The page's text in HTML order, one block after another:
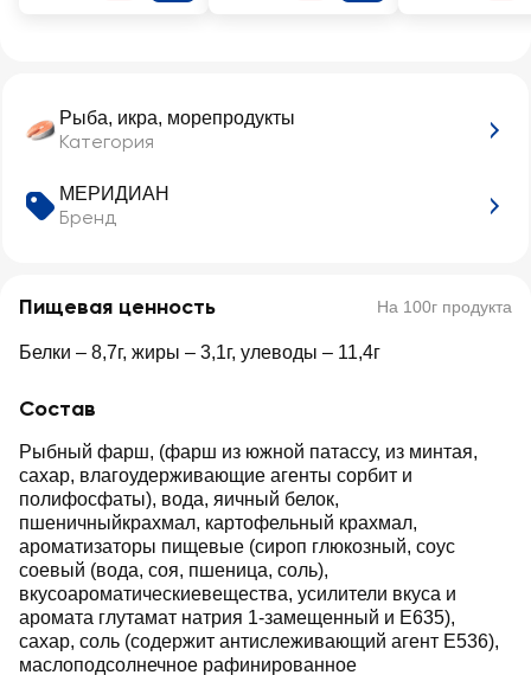
Рыба, икра, морепродукты
Категория
МЕРИДИАН
Бренд
Пищевая ценность На 100г продукта
Белки – 8,7г, жиры – 3,1г, улеводы – 11,4г
Состав
Рыбный фарш, (фарш из южной патассу, из минтая,
сахар, влагоудерживающие агенты сорбит и
полифосфаты), вода, яичный белок,
пшеничныйкрахмал, картофельный крахмал,
ароматизаторы пищевые (сироп глюкозный, соус
соевый (вода, соя, пшеница, соль),
вкусоароматическиевещества, усилители вкуса и
аромата глутамат натрия 1-замещенный и Е635),
сахар, соль (содержит антислеживающий агент Е536),
маслоподсолнечное рафинированное